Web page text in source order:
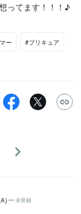
ってます！！！♪
ー #プリキュア
未登録